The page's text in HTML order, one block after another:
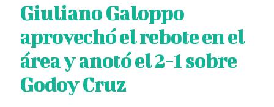
Giuliano Galoppo
aprovechó el rebote en el
área y anotó el 2-1 sobre
Godoy Cruz